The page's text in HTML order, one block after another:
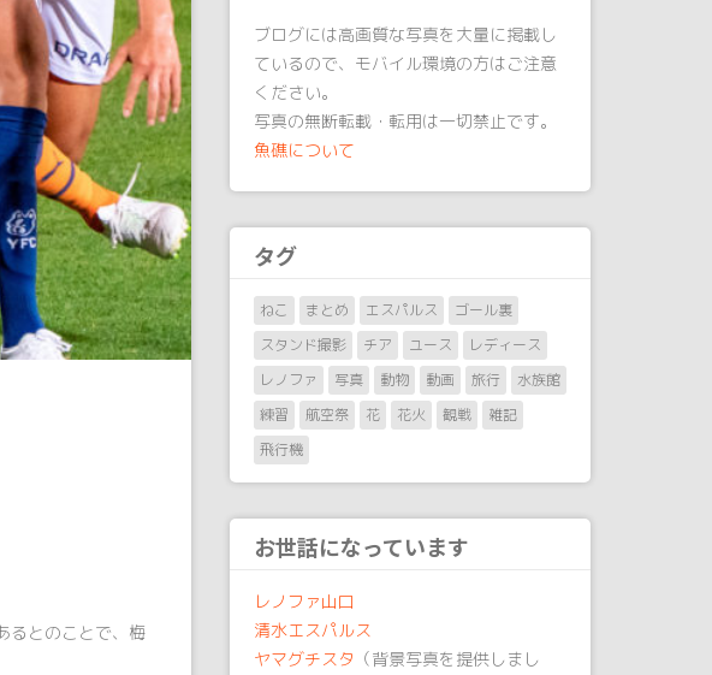
るとのことで、梅
ブログには高画質な写真を大量に掲載し
ているので、モバイル環境の方はご注意
ください。
写真の無断転載・転用は一切禁止です。
魚礁について
タグ
ねこ まとめ エスパルス
ゴール裏
スタンド撮影
チア ユース
レディース
レノファ
写真 動物 動画 旅行
水族館
練習
航空祭 花 花火 観戦
雑記
飛行機
お世話になっています
レノファ山口
清水エスパルス
ヤマグチスタ （背景写真を提供しまし